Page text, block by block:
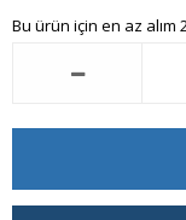
Sipariş Ekle
İndirimli Fiyat
Ver
Gelince
Bu ürün için en az alım